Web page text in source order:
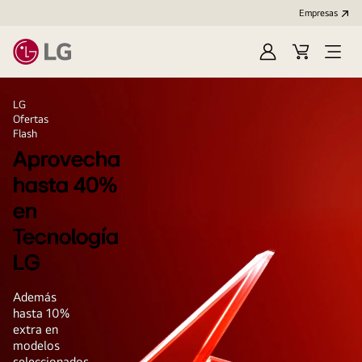
Empresas
Iniciar
Sesión
Carrito
de
Open
Menu
LG
Ofertas
Flash
Aprovecha
hasta 40%
en
Tecnología
LG
Además
hasta 10%
extra en
modelos